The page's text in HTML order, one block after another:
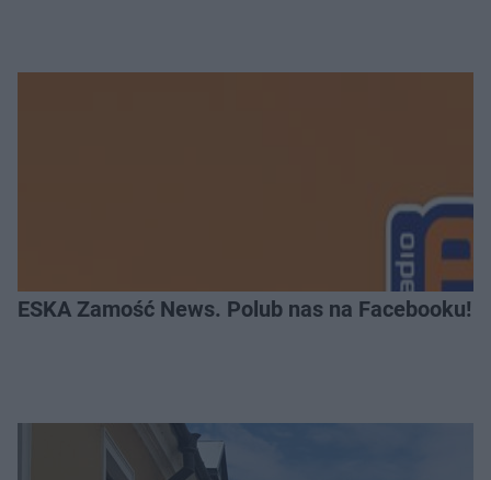
ESKA Zamość News. Polub nas na Facebooku!